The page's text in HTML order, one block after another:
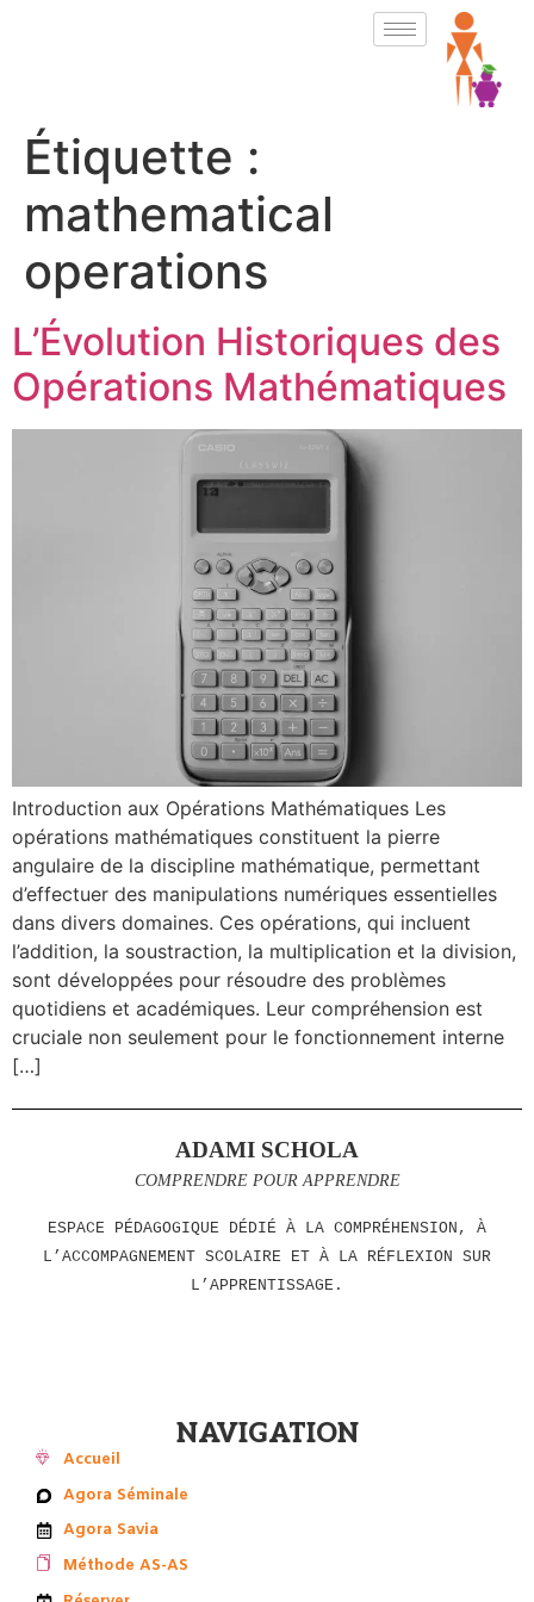
Étiquette :
mathematical
operations
L’Évolution Historiques des
Opérations Mathématiques
Introduction aux Opérations Mathématiques Les
opérations mathématiques constituent la pierre
angulaire de la discipline mathématique, permettant
d’effectuer des manipulations numériques essentielles
dans divers domaines. Ces opérations, qui incluent
l’addition, la soustraction, la multiplication et la division,
sont développées pour résoudre des problèmes
quotidiens et académiques. Leur compréhension est
cruciale non seulement pour le fonctionnement interne
[…]
ADAMI SCHOLA
COMPRENDRE POUR APPRENDRE
ESPACE PÉDAGOGIQUE DÉDIÉ À LA COMPRÉHENSION, À
L’ACCOMPAGNEMENT SCOLAIRE ET À LA RÉFLEXION SUR
L’APPRENTISSAGE.
NAVIGATION
Accueil
Agora Séminale
Agora Savia
Méthode AS-AS